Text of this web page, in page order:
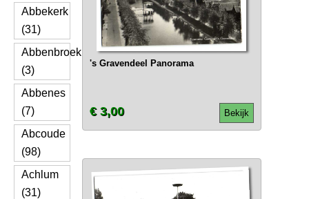
Abbekerk
(31)
Abbenbroek
(3)
Abbenes
(7)
Abcoude
(98)
Achlum
(31)
's Gravendeel Panorama
Bekijk
€ 3,00